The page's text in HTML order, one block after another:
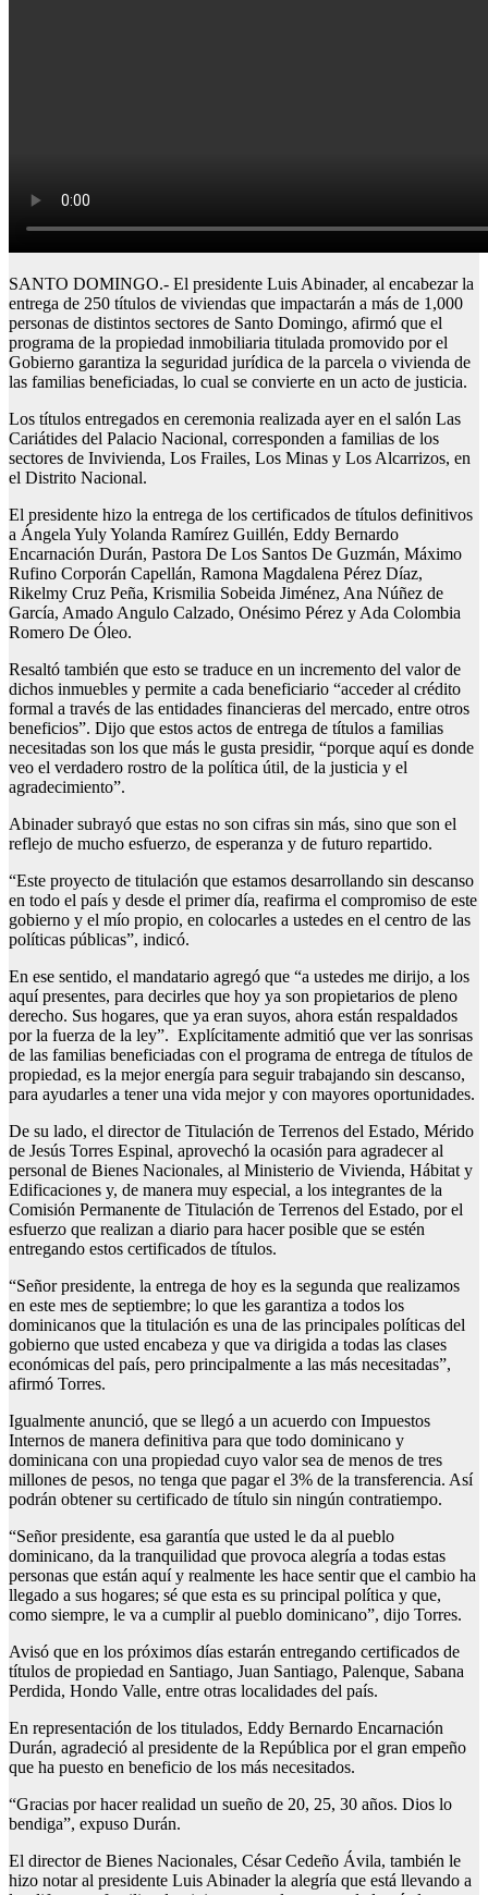
SANTO DOMINGO.- El presidente Luis Abinader, al encabezar la
entrega de 250 títulos de viviendas que impactarán a más de 1,000
personas de distintos sectores de Santo Domingo, afirmó que el
programa de la propiedad inmobiliaria titulada promovido por el
Gobierno garantiza la seguridad jurídica de la parcela o vivienda de
las familias beneficiadas, lo cual se convierte en un acto de justicia.
Los títulos entregados en ceremonia realizada ayer en el salón Las
Cariátides del Palacio Nacional, corresponden a familias de los
sectores de Invivienda, Los Frailes, Los Minas y Los Alcarrizos, en
el Distrito Nacional.
El presidente hizo la entrega de los certificados de títulos definitivos
a Ángela Yuly Yolanda Ramírez Guillén, Eddy Bernardo
Encarnación Durán, Pastora De Los Santos De Guzmán, Máximo
Rufino Corporán Capellán, Ramona Magdalena Pérez Díaz,
Rikelmy Cruz Peña, Krismilia Sobeida Jiménez, Ana Núñez de
García, Amado Angulo Calzado, Onésimo Pérez y Ada Colombia
Romero De Óleo.
Resaltó también que esto se traduce en un incremento del valor de
dichos inmuebles y permite a cada beneficiario “acceder al crédito
formal a través de las entidades financieras del mercado, entre otros
beneficios”. Dijo que estos actos de entrega de títulos a familias
necesitadas son los que más le gusta presidir, “porque aquí es donde
veo el verdadero rostro de la política útil, de la justicia y el
agradecimiento”.
Abinader subrayó que estas no son cifras sin más, sino que son el
reflejo de mucho esfuerzo, de esperanza y de futuro repartido.
“Este proyecto de titulación que estamos desarrollando sin descanso
en todo el país y desde el primer día, reafirma el compromiso de este
gobierno y el mío propio, en colocarles a ustedes en el centro de las
políticas públicas”, indicó.
En ese sentido, el mandatario agregó que “a ustedes me dirijo, a los
aquí presentes, para decirles que hoy ya son propietarios de pleno
derecho. Sus hogares, que ya eran suyos, ahora están respaldados
por la fuerza de la ley”. Explícitamente admitió que ver las sonrisas
de las familias beneficiadas con el programa de entrega de títulos de
propiedad, es la mejor energía para seguir trabajando sin descanso,
para ayudarles a tener una vida mejor y con mayores oportunidades.
De su lado, el director de Titulación de Terrenos del Estado, Mérido
de Jesús Torres Espinal, aprovechó la ocasión para agradecer al
personal de Bienes Nacionales, al Ministerio de Vivienda, Hábitat y
Edificaciones y, de manera muy especial, a los integrantes de la
Comisión Permanente de Titulación de Terrenos del Estado, por el
esfuerzo que realizan a diario para hacer posible que se estén
entregando estos certificados de títulos.
“Señor presidente, la entrega de hoy es la segunda que realizamos
en este mes de septiembre; lo que les garantiza a todos los
dominicanos que la titulación es una de las principales políticas del
gobierno que usted encabeza y que va dirigida a todas las clases
económicas del país, pero principalmente a las más necesitadas”,
afirmó Torres.
Igualmente anunció, que se llegó a un acuerdo con Impuestos
Internos de manera definitiva para que todo dominicano y
dominicana con una propiedad cuyo valor sea de menos de tres
millones de pesos, no tenga que pagar el 3% de la transferencia. Así
podrán obtener su certificado de título sin ningún contratiempo.
“Señor presidente, esa garantía que usted le da al pueblo
dominicano, da la tranquilidad que provoca alegría a todas estas
personas que están aquí y realmente les hace sentir que el cambio ha
llegado a sus hogares; sé que esta es su principal política y que,
como siempre, le va a cumplir al pueblo dominicano”, dijo Torres.
Avisó que en los próximos días estarán entregando certificados de
títulos de propiedad en Santiago, Juan Santiago, Palenque, Sabana
Perdida, Hondo Valle, entre otras localidades del país.
En representación de los titulados, Eddy Bernardo Encarnación
Durán, agradeció al presidente de la República por el gran empeño
que ha puesto en beneficio de los más necesitados.
“Gracias por hacer realidad un sueño de 20, 25, 30 años. Dios lo
bendiga”, expuso Durán.
El director de Bienes Nacionales, César Cedeño Ávila, también le
hizo notar al presidente Luis Abinader la alegría que está llevando a